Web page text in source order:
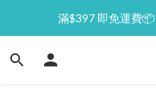
⭐逢星期一
滿$397 即免運費
💙新會